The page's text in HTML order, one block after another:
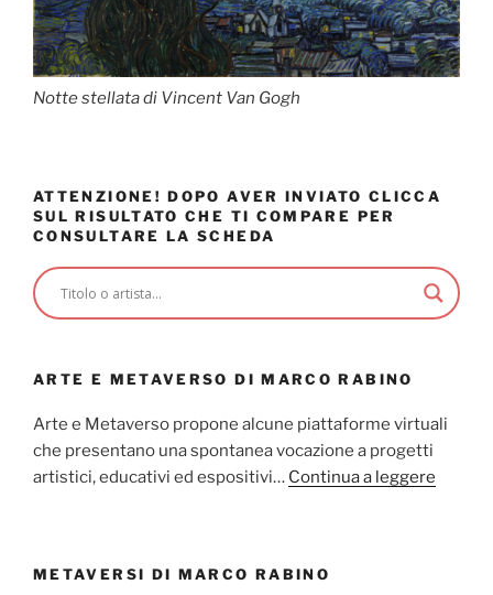
Notte stellata di Vincent Van Gogh
ATTENZIONE! DOPO AVER INVIATO CLICCA
SUL RISULTATO CHE TI COMPARE PER
CONSULTARE LA SCHEDA
ARTE E METAVERSO DI MARCO RABINO
Arte e Metaverso propone alcune piattaforme virtuali
che presentano una spontanea vocazione a progetti
artistici, educativi ed espositivi… Continua a leggere
METAVERSI DI MARCO RABINO